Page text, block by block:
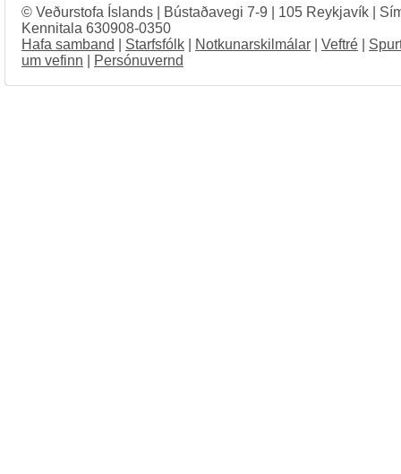
© Veðurstofa Íslands | Bústaðavegi 7-9 | 105 Reykjavík |
Kennitala 630908-0350
Hafa samband
Starfsfólk Notkunarskilmálar Veftré
um vefinn
Persónuvernd